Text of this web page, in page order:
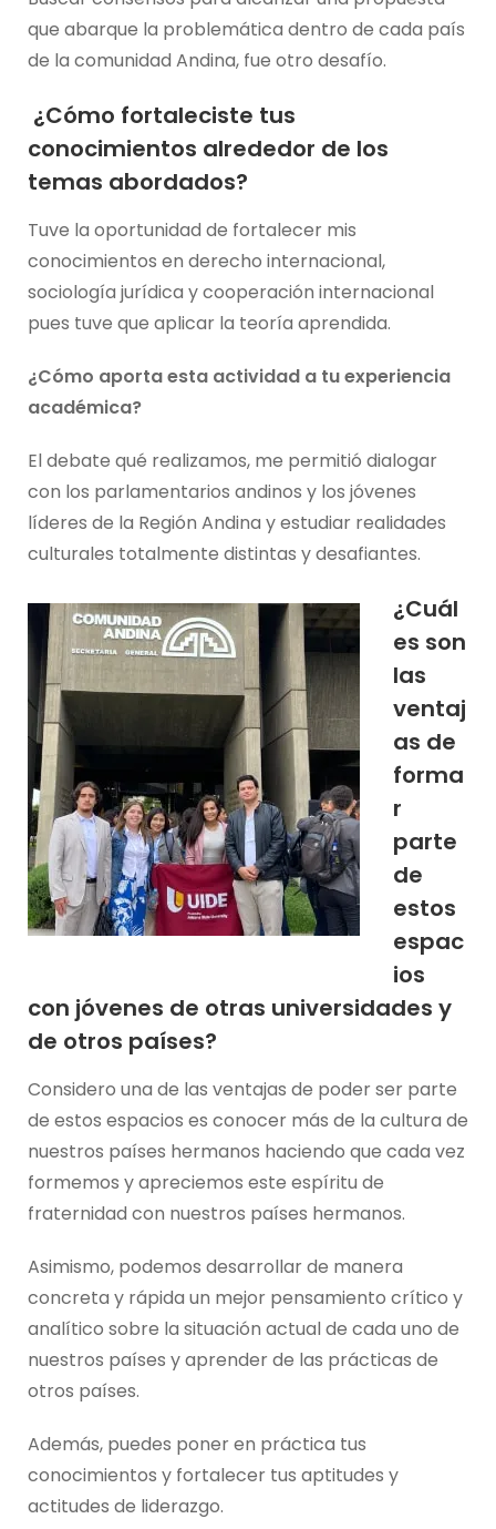
que abarque la problemática dentro de cada país
de la comunidad Andina, fue otro desafío.
¿Cómo fortaleciste tus
conocimientos alrededor de los
temas abordados?
Tuve la oportunidad de fortalecer mis
conocimientos en derecho internacional,
sociología jurídica y cooperación internacional
pues tuve que aplicar la teoría aprendida.
¿Cómo aporta esta actividad a tu experiencia
académica?
El debate qué realizamos, me permitió dialogar
con los parlamentarios andinos y los jóvenes
líderes de la Región Andina y estudiar realidades
culturales totalmente distintas y desafiantes.
¿Cuál
es son
las
ventaj
as de
forma
r
parte
de
estos
espac
ios
con jóvenes de otras universidades y
de otros países?
Considero una de las ventajas de poder ser parte
de estos espacios es conocer más de la cultura de
nuestros países hermanos haciendo que cada vez
formemos y apreciemos este espíritu de
fraternidad con nuestros países hermanos.
Asimismo, podemos desarrollar de manera
concreta y rápida un mejor pensamiento crítico y
analítico sobre la situación actual de cada uno de
nuestros países y aprender de las prácticas de
otros países.
Además, puedes poner en práctica tus
conocimientos y fortalecer tus aptitudes y
actitudes de liderazgo.